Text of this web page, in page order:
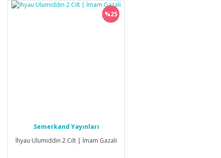
%25
Semerkand Yayınları
İhyau Ulumiddin 2.Cilt | İmam Gazali